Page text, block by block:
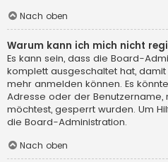
Nach oben
Warum kann ich mich nicht
Es kann sein, dass die Board-
komplett ausgeschaltet hat,
mehr anmelden können. Es
Adresse oder der
möchtest, gesperrt wurden. Um
die Board-Administration.
Nach oben